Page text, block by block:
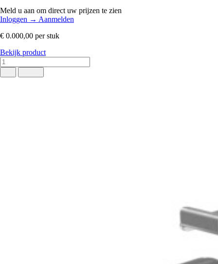
Meld u aan om direct uw prijzen te zien
Inloggen → Aanmelden
€ 0.000,00 per stuk
Bekijk product